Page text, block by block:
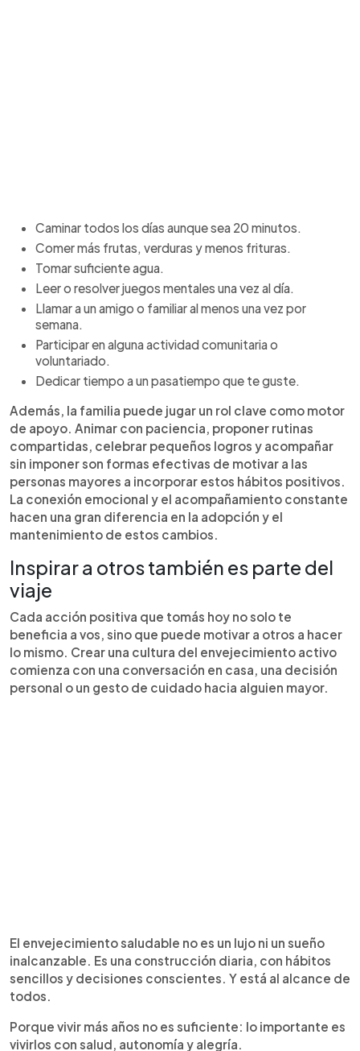
Caminar todos los días aunque sea 20 minutos.
Comer más frutas, verduras y menos frituras.
Tomar suficiente agua.
Leer o resolver juegos mentales una vez al día.
Llamar a un amigo o familiar al menos una vez por
semana.
Participar en alguna actividad comunitaria o
voluntariado.
Dedicar tiempo a un pasatiempo que te guste.
Además, la familia puede jugar un rol clave como motor
de apoyo. Animar con paciencia, proponer rutinas
compartidas, celebrar pequeños logros y acompañar
sin imponer son formas efectivas de motivar a las
personas mayores a incorporar estos hábitos positivos.
La conexión emocional y el acompañamiento constante
hacen una gran diferencia en la adopción y el
mantenimiento de estos cambios.
Inspirar a otros también es parte del
viaje
Cada acción positiva que tomás hoy no solo te
beneficia a vos, sino que puede motivar a otros a hacer
lo mismo. Crear una cultura del envejecimiento activo
comienza con una conversación en casa, una decisión
personal o un gesto de cuidado hacia alguien mayor.
El envejecimiento saludable no es un lujo ni un sueño
inalcanzable. Es una construcción diaria, con hábitos
sencillos y decisiones conscientes. Y está al alcance de
todos.
Porque vivir más años no es suficiente: lo importante es
vivirlos con salud, autonomía y alegría.